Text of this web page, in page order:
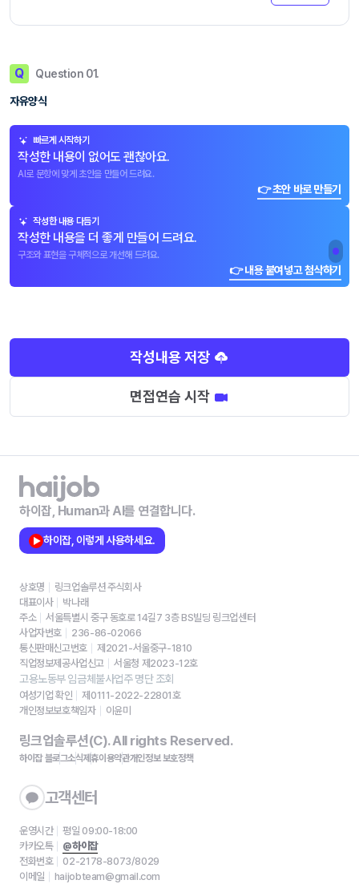
Q Question 01.
자유양식
빠르게 시작하기
작성한 내용이 없어도 괜찮아요.
AI로 문항에 맞게 초안을 만들어 드려요.
👉 초안 바로 만들기
작성한 내용 다듬기
작성한 내용을 더 좋게 만들어 드려요.
구조와 표현을 구체적으로 개선해 드려요.
👉 내용 붙여넣고 첨삭하기
작성내용 저장
면접연습 시작
하이잡, Human과 AI를 연결합니다.
하이잡, 이렇게 사용하세요.
상호명
링크업솔루션 주식회사
대표이사
박나래
주소
서울특별시 중구 동호로 14길7 3층 BS빌딩 링크업센터
사업자번호
236-86-02066
통신판매신고번호
제2021-서울중구-1810
직업정보제공사업신고
서울청 제2023-12호
고용노동부 임금체불사업주 명단 조회
여성기업 확인
제0111-2022-22801호
개인정보보호책임자
이윤미
링크업솔루션(C). All rights Reserved.
하이잡 블로그소식제휴이용약관개인정보 보호정책
고객센터
운영시간
평일 09:00-18:00
카카오톡
@하이잡
전화번호
02-2178-8073/8029
이메일
haijobteam@gmail.com